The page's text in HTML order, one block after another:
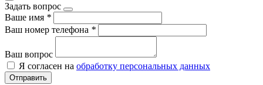
Задать вопрос
Ваше имя *
Ваш номер телефона *
Ваш вопрос
Я согласен на обработку персональных данных
Отправить